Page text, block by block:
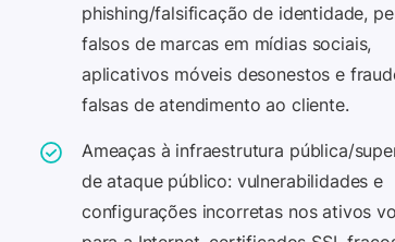
phishing/falsificação de identidade,
falsos de marcas em mídias sociais,
aplicativos móveis desonestos e
falsas de atendimento ao cliente.
Ameaças à infraestrutura pública/
de ataque público: vulnerabilidades e
configurações incorretas nos ativos